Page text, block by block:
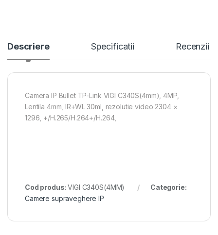
Descriere Specificatii Recenzii
Camera IP Bullet TP-Link VIGI C340S(4mm), 4MP,
Lentila 4mm, IR+WL 30ml, rezolutie video 2304 ×
1296, +/H.265/H.264+/H.264,
Cod produs:VIGI C340S(4MM)
Categorie:
Camere supraveghere IP